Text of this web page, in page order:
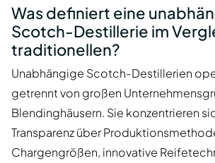
Was definiert eine
Scotch-Destillerie im
traditionellen?
Unabhängige Scotch-Destillerien
getrennt von großen
Blendinghäusern. Sie konzentrieren
Transparenz über
Chargengrößen, innovative